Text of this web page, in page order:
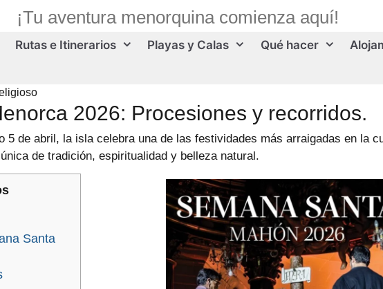
¡Tu aventura menorquina comienza aquí!
Rutas e Itinerarios Playas y Calas Qué hacer
2026: Procesiones y recorridos.
5 de abril, la isla celebra una de las festividades más arraigadas en la
de tradición, espiritualidad y belleza natural.
Santa